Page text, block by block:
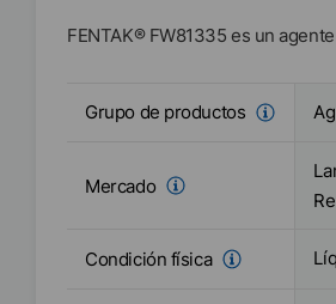
FENTAK® FW81335 es un
Grupo de productos
Mercado
Condición física